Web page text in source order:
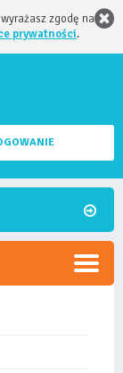
zgodę na
prywatności.